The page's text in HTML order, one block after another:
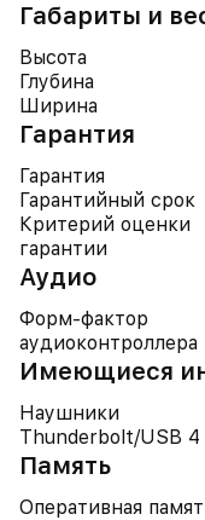
Габариты и
Высота
Глубина
Ширина
Гарантия
Гарантия
Гарантийный срок
Критерий оценки
гарантии
Аудио
Форм-фактор
аудиоконтроллера
Имеющиеся
Наушники
Thunderbolt/USB 4
Память
Оперативная